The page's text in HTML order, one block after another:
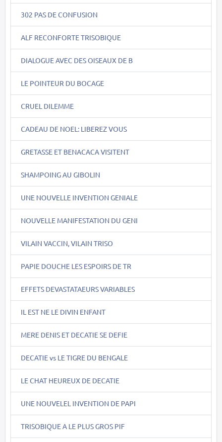
302 PAS DE CONFUSION
ALF RECONFORTE TRISOBIQUE
DIALOGUE AVEC DES OISEAUX DE B
LE POINTEUR DU BOCAGE
CRUEL DILEMME
CADEAU DE NOEL: LIBEREZ VOUS
GRETASSE ET BENACACA VISITENT
SHAMPOING AU GIBOLIN
UNE NOUVELLE INVENTION GENIALE
NOUVELLE MANIFESTATION DU GENI
VILAIN VACCIN, VILAIN TRISO
PAPIE DOUCHE LES ESPOIRS DE TR
EFFETS DEVASTATAEURS VARIABLES
IL EST NE LE DIVIN ENFANT
MERE DENIS ET DECATIE SE DEFIE
DECATIE vs LE TIGRE DU BENGALE
LE CHAT HEUREUX DE DECATIE
UNE NOUVELEL INVENTION DE PAPI
TRISOBIQUE A LE PLUS GROS PIF